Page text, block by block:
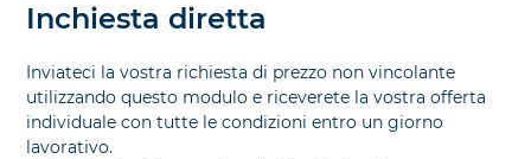
Inchiesta diretta
Inviateci la vostra richiesta di prezzo non vincolante
utilizzando questo modulo e riceverete la vostra offerta
individuale con tutte le condizioni entro un giorno
lavorativo.